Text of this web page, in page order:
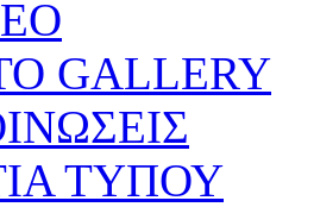
GALLERY
ΤΥΠΟΥ